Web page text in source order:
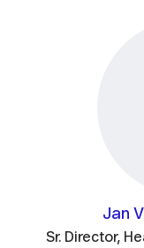
Jan
Sr. Director,